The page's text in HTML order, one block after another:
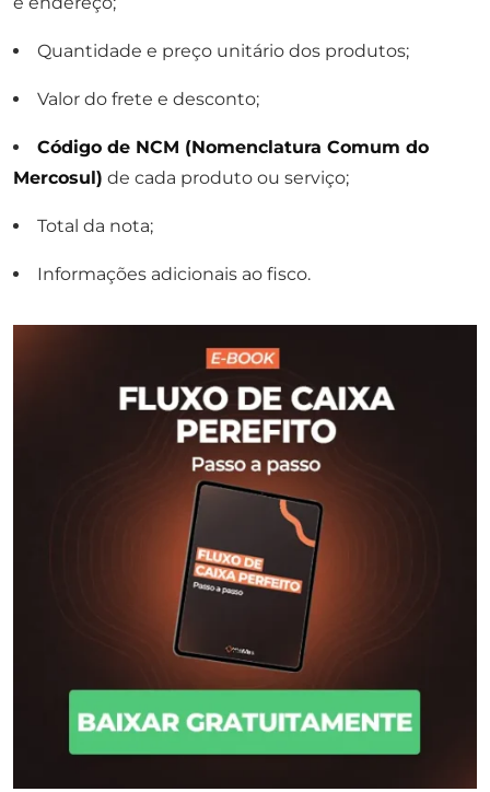
Quantidade e preço unitário dos produtos;
Valor do frete e desconto;
Código de NCM (Nomenclatura Comum do
Mercosul) de cada produto ou serviço;
Total da nota;
Informações adicionais ao fisco.